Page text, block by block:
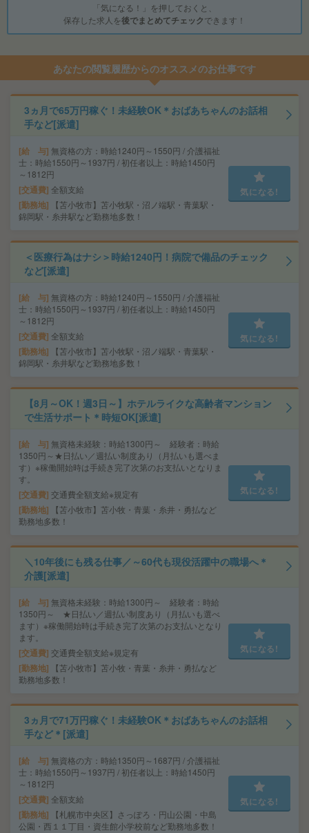
「気になる！」を押しておくと、
保存した求人を後でまとめてチェックできます！
あなたの閲覧履歴からのオススメのお仕事です
3ヵ月で65万円稼ぐ！未経験OK＊おばあちゃんのお話相
手など[派遣]
給 与 無資格の方：時給1240円～1550円 / 介護福祉
士：時給1550円～1937円 / 初任者以上：時給1450円
～1812円
交通費 全額支給
勤務地
【苫小牧市】苫小牧駅・沼ノ端駅・青葉駅・
錦岡駅・糸井駅など勤務地多数！
気になる!
＜医療行為はナシ＞時給1240円！病院で備品のチェック
など[派遣]
給 与 無資格の方：時給1240円～1550円 / 介護福祉
士：時給1550円～1937円 / 初任者以上：時給1450円
～1812円
交通費 全額支給
勤務地
【苫小牧市】苫小牧駅・沼ノ端駅・青葉駅・
錦岡駅・糸井駅など勤務地多数！
気になる!
【8月～OK！週3日～】ホテルライクな高齢者マンション
で生活サポート＊時短OK[派遣]
給 与 無資格未経験：時給1300円～ 経験者：時給
1350円～★日払い／週払い制度あり（月払いも選べま
す）※稼働開始時は手続き完了次第のお支払いとなりま
す。
交通費 交通費全額支給※規定有
勤務地
【苫小牧市】苫小牧・青葉・糸井・勇払など
勤務地多数！
気になる!
＼10年後にも残る仕事／～60代も現役活躍中の職場へ＊
介護[派遣]
給 与 無資格未経験：時給1300円～ 経験者：時給
1350円～ ★日払い／週払い制度あり（月払いも選べ
ます）※稼働開始時は手続き完了次第のお支払いとなり
ます。
交通費 交通費全額支給※規定有
勤務地
【苫小牧市】苫小牧・青葉・糸井・勇払など
勤務地多数！
気になる!
3ヵ月で71万円稼ぐ！未経験OK＊おばあちゃんのお話相
手など＊[派遣]
給 与 無資格の方：時給1350円～1687円 / 介護福祉
士：時給1550円～1937円 / 初任者以上：時給1450円
～1812円
交通費 全額支給
勤務地
【札幌市中央区】さっぽろ・円山公園・中島
公園・西１１丁目・資生館小学校前など勤務地多数！
気になる!